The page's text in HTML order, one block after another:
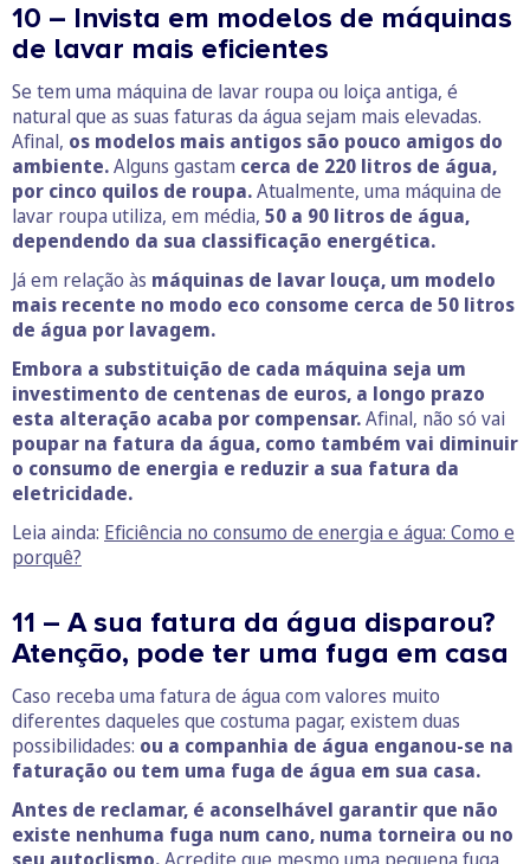
10 – Invista em modelos de máquinas
de lavar mais eficientes
Se tem uma máquina de lavar roupa ou loiça antiga, é
natural que as suas faturas da água sejam mais elevadas.
Afinal, os modelos mais antigos são pouco amigos do
ambiente.Alguns gastam cerca de 220 litros de água,
por cinco quilos de roupa.Atualmente, uma máquina de
lavar roupa utiliza, em média, 50 a 90 litros de água,
dependendo da sua classificação energética.
Já em relação às máquinas de lavar louça, um modelo
mais recente no modo eco consome cerca de 50 litros
de água por lavagem.
Embora a substituição de cada máquina seja um
investimento de centenas de euros, a longo prazo
esta alteração acaba por compensar.Afinal, não só vai
poupar na fatura da água, como também vai diminuir
o consumo de energia e reduzir a sua fatura da
eletricidade.
Leia ainda: Eficiência no consumo de energia e água: Como e
porquê?
11 – A sua fatura da água disparou?
Atenção, pode ter uma fuga em casa
Caso receba uma fatura de água com valores muito
diferentes daqueles que costuma pagar, existem duas
possibilidades: ou a companhia de água enganou-se na
faturação ou tem uma fuga de água em sua casa.
Antes de reclamar, é aconselhável garantir que não
existe nenhuma fuga num cano, numa torneira ou no